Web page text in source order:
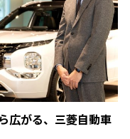
広がる、三菱自動車